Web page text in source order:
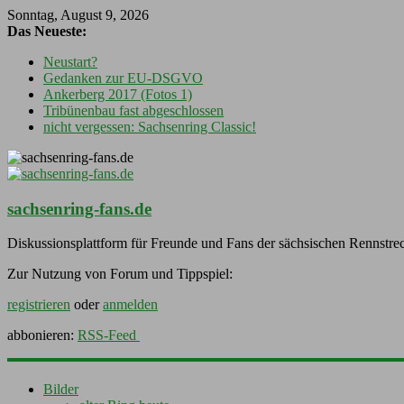
Sonntag, August 9, 2026
Das Neueste:
Neustart?
Gedanken zur EU-DSGVO
Ankerberg 2017 (Fotos 1)
Tribünenbau fast abgeschlossen
nicht vergessen: Sachsenring Classic!
sachsenring-fans.de
Diskussionsplattform für Freunde und Fans der sächsischen
Zur Nutzung von Forum und Tippspiel:
registrieren oderanmelden
abbonieren: RSS-Feed
Bilder